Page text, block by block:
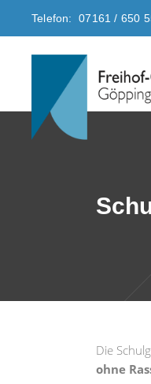
Telefon: 07161 / 650
Die
ohne